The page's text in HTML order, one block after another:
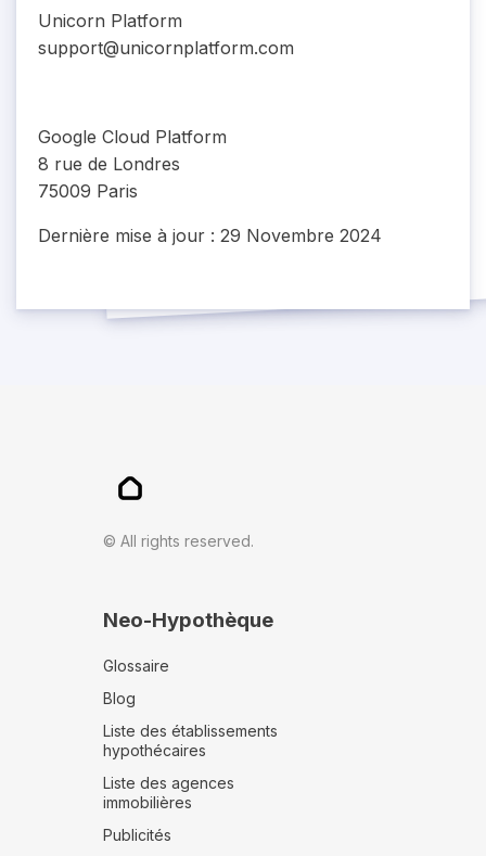
Unicorn Platform
support@unicornplatform.com
Google Cloud Platform
8 rue de Londres
75009 Paris
Dernière mise à jour : 29 Novembre 2024
© All rights reserved.
Neo-Hypothèque
Glossaire
Blog
Liste des établissements
hypothécaires
Liste des agences
immobilières
Publicités